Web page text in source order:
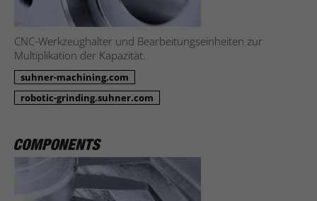
CNC-Werkzeughalter und Bearbeitungseinheiten zur
Multiplikation der Kapazität.
suhner-machining.com
robotic-grinding.suhner.com